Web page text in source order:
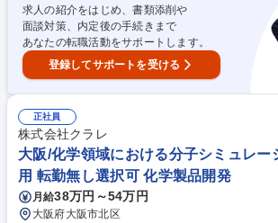
求人の紹介をはじめ、書類添削や
面談対策、内定後の手続きまで
あなたの転職活動をサポートします。
登録してサポートを受ける
正社員
株式会社クラレ
大阪/化学領域における分子シミュレー
用 転勤無し選択可 化学製品開発
月給38万円～54万円
大阪府大阪市北区